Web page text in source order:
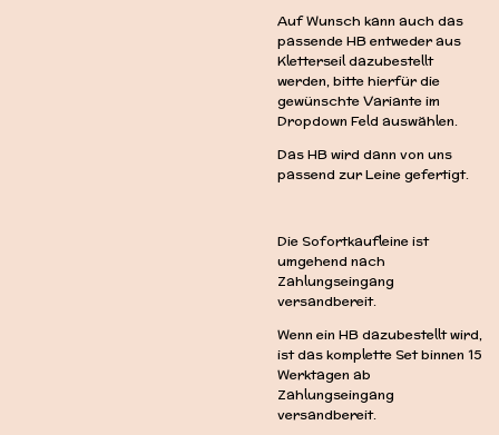
Auf Wunsch kann auch das
passende HB entweder aus
Kletterseil dazubestellt
werden, bitte hierfür die
gewünschte Variante im
Dropdown Feld auswählen.
Das HB wird dann von uns
passend zur Leine gefertigt.
Die Sofortkaufleine ist
umgehend nach
Zahlungseingang
versandbereit.
Wenn ein HB dazubestellt wird,
ist das komplette Set binnen 15
Werktagen ab
Zahlungseingang
versandbereit.